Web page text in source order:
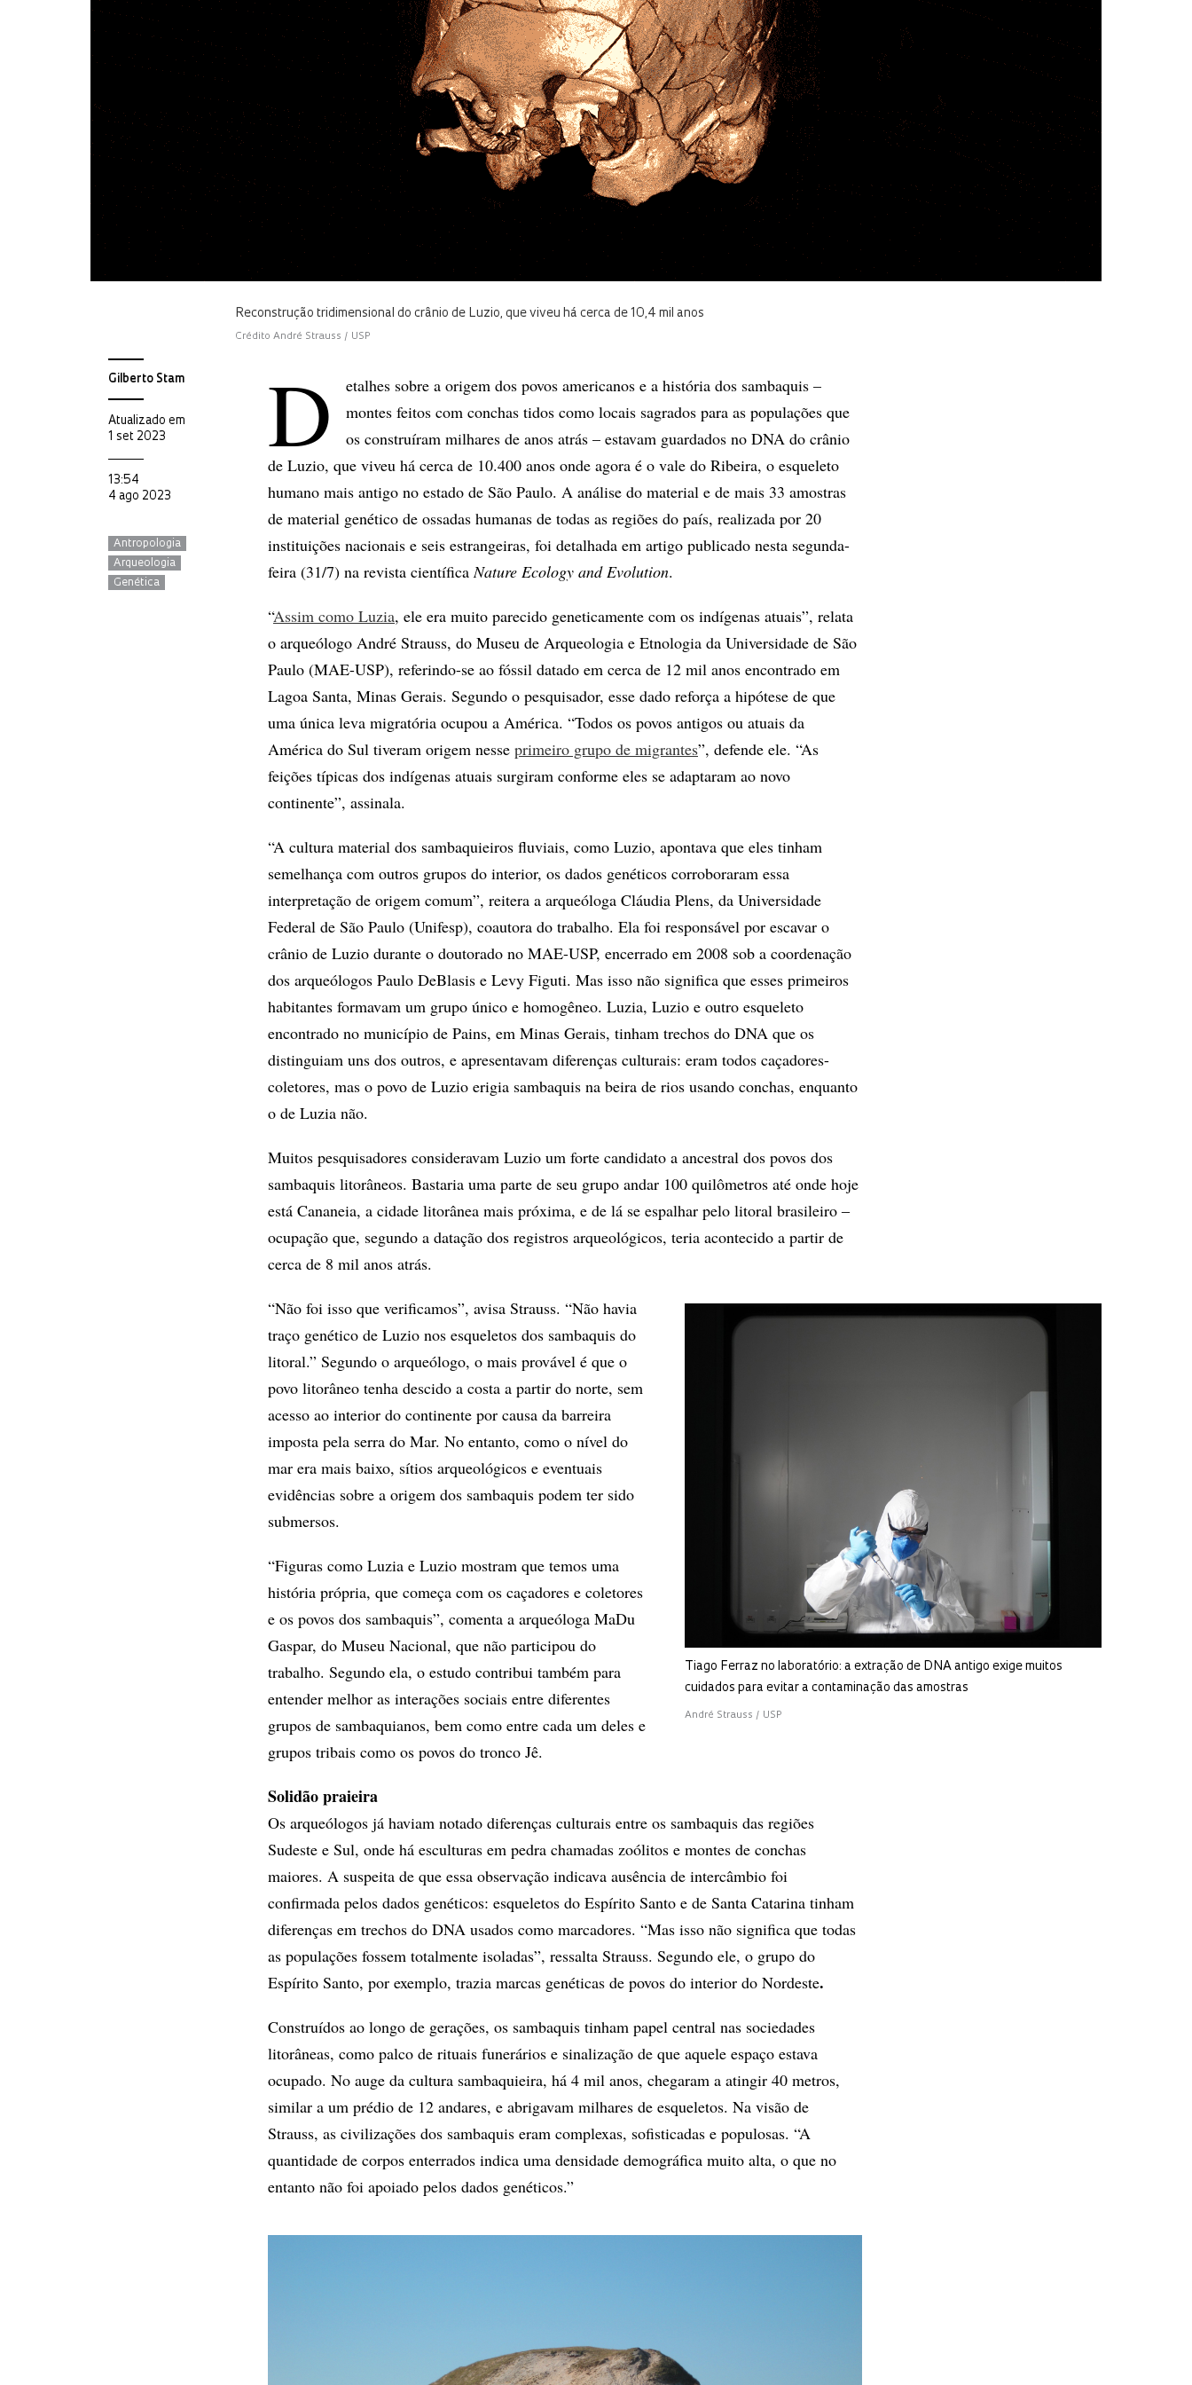
Reconstrução tridimensional do crânio de Luzio, que viveu há cerca de 10,4 mil anos
Crédito André Strauss / USP
Gilberto Stam
Atualizado em
1 set 2023
13:54
4 ago 2023
Antropologia
Arqueologia
Genética
D
etalhes sobre a origem dos povos americanos e a história dos sambaquis –
montes feitos com conchas tidos como locais sagrados para as populações que
os construíram milhares de anos atrás ­– estavam guardados no DNA do crânio
de Luzio, que viveu há cerca de 10.400 anos onde agora é o vale do Ribeira, o esqueleto
humano mais antigo no estado de São Paulo. A análise do material e de mais 33 amostras
de material genético de ossadas humanas de todas as regiões do país, realizada por 20
instituições nacionais e seis estrangeiras, foi detalhada em artigo publicado nesta segunda-
feira (31/7) na revista científicaNature Ecology and Evolution.
“Assim como Luzia, ele era muito parecido geneticamente com os indígenas atuais”, relata
o arqueólogo André Strauss, do Museu de Arqueologia e Etnologia da Universidade de São
Paulo (MAE-USP), referindo-se ao fóssil datado em cerca de 12 mil anos encontrado em
Lagoa Santa, Minas Gerais. Segundo o pesquisador, esse dado reforça a hipótese de que
uma única leva migratória ocupou a América. “Todos os povos antigos ou atuais da
América do Sul tiveram origem nesse primeiro grupo de migrantes”, defende ele. “As
feições típicas dos indígenas atuais surgiram conforme eles se adaptaram ao novo
continente”, assinala.
“A cultura material dos sambaquieiros fluviais, como Luzio, apontava que eles tinham
semelhança com outros grupos do interior, os dados genéticos corroboraram essa
interpretação de origem comum”, reitera a arqueóloga Cláudia Plens, da Universidade
Federal de São Paulo (Unifesp), coautora do trabalho. Ela foi responsável por escavar o
crânio de Luzio durante o doutorado no MAE-USP, encerrado em 2008 sob a coordenação
dos arqueólogos Paulo DeBlasis e Levy Figuti. Mas isso não significa que esses primeiros
habitantes formavam um grupo único e homogêneo. Luzia, Luzio e outro esqueleto
encontrado no município de Pains, em Minas Gerais, tinham trechos do DNA que os
distinguiam uns dos outros, e apresentavam diferenças culturais: eram todos caçadores-
coletores, mas o povo de Luzio erigia sambaquis na beira de rios usando conchas, enquanto
o de Luzia não.
Muitos pesquisadores consideravam Luzio um forte candidato a ancestral dos povos dos
sambaquis litorâneos. Bastaria uma parte de seu grupo andar 100 quilômetros até onde hoje
está Cananeia, a cidade litorânea mais próxima, e de lá se espalhar pelo litoral brasileiro ‒
ocupação que, segundo a datação dos registros arqueológicos, teria acontecido a partir de
cerca de 8 mil anos atrás.
Tiago Ferraz no laboratório: a extração de DNA antigo exige muitos
cuidados para evitar a contaminação das amostras
André Strauss / USP
“Não foi isso que verificamos”, avisa Strauss. “Não havia
traço genético de Luzio nos esqueletos dos sambaquis do
litoral.” Segundo o arqueólogo, o mais provável é que o
povo litorâneo tenha descido a costa a partir do norte, sem
acesso ao interior do continente por causa da barreira
imposta pela serra do Mar. No entanto, como o nível do
mar era mais baixo, sítios arqueológicos e eventuais
evidências sobre a origem dos sambaquis podem ter sido
submersos.
“Figuras como Luzia e Luzio mostram que temos uma
história própria, que começa com os caçadores e coletores
e os povos dos sambaquis”, comenta a arqueóloga MaDu
Gaspar, do Museu Nacional, que não participou do
trabalho. Segundo ela, o estudo contribui também para
entender melhor as interações sociais entre diferentes
grupos de sambaquianos, bem como entre cada um deles e
grupos tribais como os povos do tronco Jê.
Solidão praieira
Os arqueólogos já haviam notado diferenças culturais entre os sambaquis das regiões
Sudeste e Sul, onde há esculturas em pedra chamadas zoólitos e montes de conchas
maiores. A suspeita de que essa observação indicava ausência de intercâmbio foi
confirmada pelos dados genéticos: esqueletos do Espírito Santo e de Santa Catarina tinham
diferenças em trechos do DNA usados como marcadores. “Mas isso não significa que todas
as populações fossem totalmente isoladas”, ressalta Strauss. Segundo ele, o grupo do
Espírito Santo, por exemplo, trazia marcas genéticas de povos do interior do Nordeste.
Construídos ao longo de gerações, os sambaquis tinham papel central nas sociedades
litorâneas, como palco de rituais funerários e sinalização de que aquele espaço estava
ocupado. No auge da cultura sambaquieira, há 4 mil anos, chegaram a atingir 40 metros,
similar a um prédio de 12 andares, e abrigavam milhares de esqueletos. Na visão de
Strauss, as civilizações dos sambaquis eram complexas, sofisticadas e populosas. “A
quantidade de corpos enterrados indica uma densidade demográfica muito alta, o que no
entanto não foi apoiado pelos dados genéticos.”